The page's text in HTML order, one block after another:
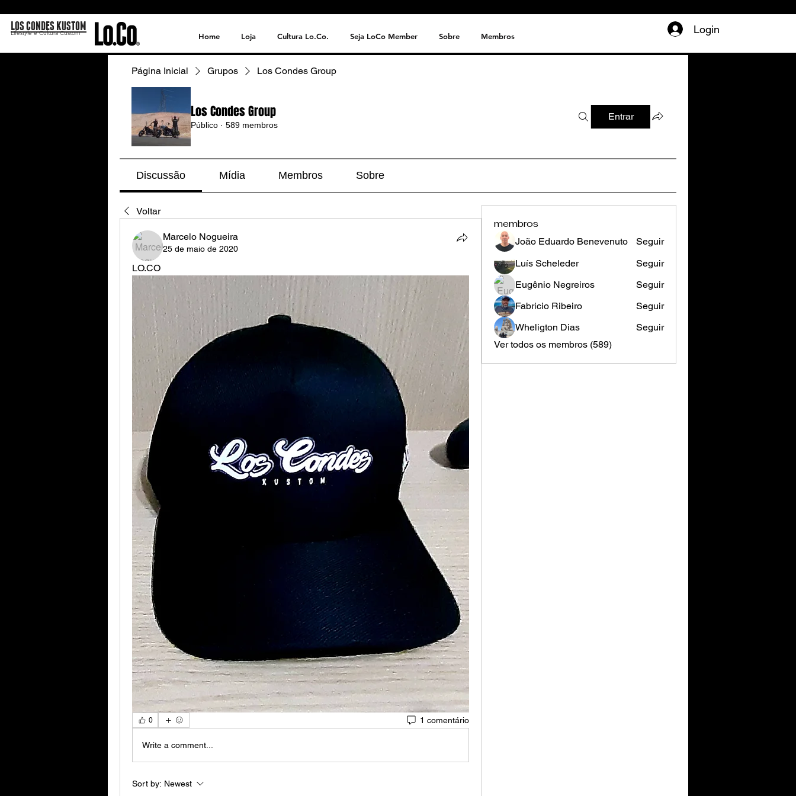
LOS CONDES KUSTOM
Lifestyle e Cultura Custom Home Loja Cultura Lo.Co. Seja LoCo Member Sobre Membros
Login
Página Inicial Grupos Los Condes Group
Los Condes Group
Público · 589 membros
Entrar
Discussão Mídia Membros Sobre
Voltar
Marcelo Nogueira
25 de maio de 2020
LO.CO
0 1 comentário
Write a comment...
Sort by: Newest
membros
João Eduardo Benevenuto
Seguir
Luís Scheleder
Seguir
Eugênio Negreiros
Seguir
Fabricio Ribeiro
Seguir
Wheligton Dias
Seguir
Ver todos os membros (589)